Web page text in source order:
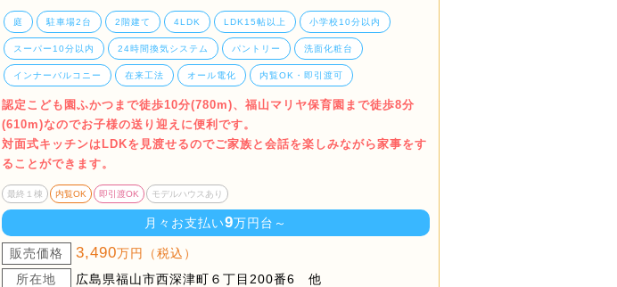
庭 駐車場2台 2階建て 4LDK LDK15帖以上 小学校10分以内
スーパー10分以内 24時間換気システム パントリー 洗面化粧台
インナーバルコニー 在来工法 オール電化 内覧OK・即引渡可
認定こども園ふかつまで徒歩10分(780m)、福山マリヤ保育園まで徒歩8分
(610m)なのでお子様の送り迎えに便利です。
対面式キッチンはLDKを見渡せるのでご家族と会話を楽しみながら家事をす
ることができます。
最終１棟 内覧OK 即引渡OK モデルハウスあり
月々お支払い9万円台～
販売価格 3,490万円（税込）
所在地
広島県福山市西深津町６丁目200番6 他